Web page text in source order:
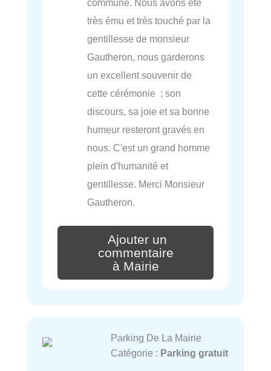
commune. Nous avons été
très ému et très touché par la
gentillesse de monsieur
Gautheron, nous garderons
un excellent souvenir de
cette cérémonie ; son
discours, sa joie et sa bonne
humeur resteront gravés en
nous. C'est un grand homme
plein d'humanité et
gentillesse. Merci Monsieur
Gautheron.
Ajouter un
commentaire
à Mairie
Parking De La Mairie
Catégorie : Parking gratuit